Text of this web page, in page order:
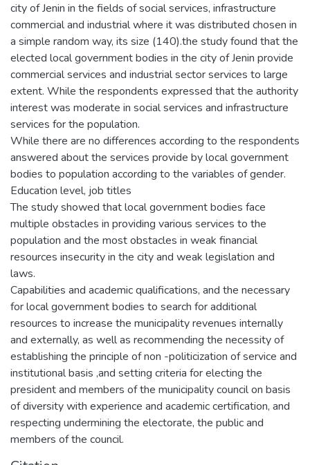
city of Jenin in the fields of social services, infrastructure
commercial and industrial where it was distributed chosen in
a simple random way, its size (140).the study found that the
elected local government bodies in the city of Jenin provide
commercial services and industrial sector services to large
extent. While the respondents expressed that the authority
interest was moderate in social services and infrastructure
services for the population.
While there are no differences according to the respondents
answered about the services provide by local government
bodies to population according to the variables of gender.
Education level, job titles
The study showed that local government bodies face
multiple obstacles in providing various services to the
population and the most obstacles in weak financial
resources insecurity in the city and weak legislation and
laws.
Capabilities and academic qualifications, and the necessary
for local government bodies to search for additional
resources to increase the municipality revenues internally
and externally, as well as recommending the necessity of
establishing the principle of non -politicization of service and
institutional basis ,and setting criteria for electing the
president and members of the municipality council on basis
of diversity with experience and academic certification, and
respecting undermining the electorate, the public and
members of the council.